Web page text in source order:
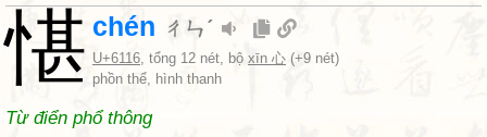
愖 chén ㄔㄣˊ
U+6116, tổng 12 nét, bộ xīn 心 (+9 nét)
phồn thể, hình thanh
Từ điển phổ thông